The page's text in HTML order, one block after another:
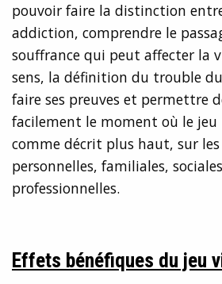
pouvoir faire la distinction
addiction, comprendre le
souffrance qui peut affecter la
sens, la définition du trouble
faire ses preuves et permettre
facilement le moment où le jeu
comme décrit plus haut, sur
personnelles, familiales,
professionnelles.
Effets bénéfiques du jeu